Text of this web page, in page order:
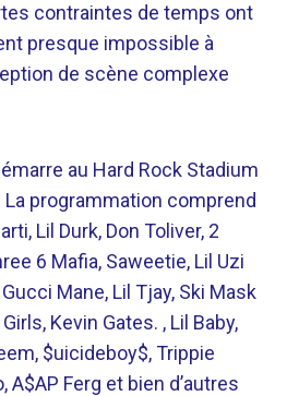
contraintes de temps ont
presque impossible à
de scène complexe
au Hard Rock Stadium
La programmation comprend
Lil Durk, Don Toliver, 2
6 Mafia, Saweetie, Lil Uzi
Mane, Lil Tjay, Ski Mask
Kevin Gates. , Lil Baby,
$uicideboy$, Trippie
A$AP Ferg et bien d’autres